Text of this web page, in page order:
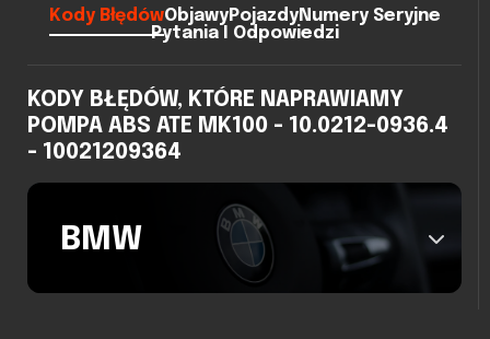
Kody BłędówObjawyPojazdyNumery Seryjne
Pytania I Odpowiedzi
KODY BŁĘDÓW, KTÓRE NAPRAWIAMY
POMPA ABS ATE MK100 - 10.0212-0936.4
- 10021209364
BMW